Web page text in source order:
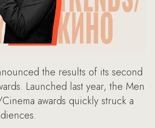
the results of its second
Launched last year, the Men
awards quickly struck a